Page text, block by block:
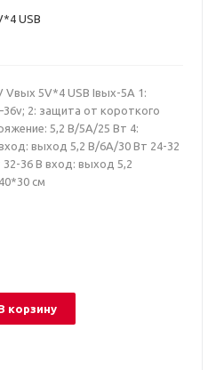
USB
5V*4 USB Iвых-5A 1:
2: защита от короткого
5,2 В/5A/25 Вт 4:
выход 5,2 В/6A/30 Вт 24-32
36 В вход: выход 5,2
см
корзину